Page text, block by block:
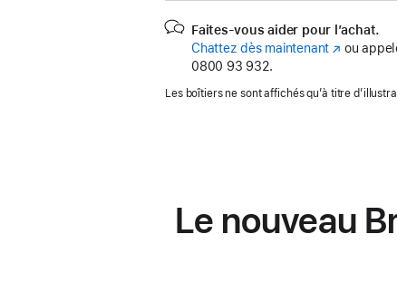
Faites-vous aider pour l’achat.
Chattez dès maintenant (s’ouvre
nouvelle
ou
0800 93 932.
Les boîtiers ne sont affichés qu’à titre
Le nouveau